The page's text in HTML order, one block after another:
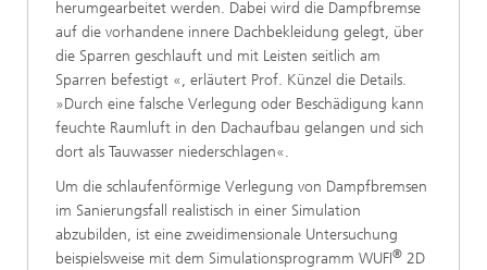
herumgearbeitet werden. Dabei wird die Dampfbremse
auf die vorhandene innere Dachbekleidung gelegt, über
die Sparren geschlauft und mit Leisten seitlich am
Sparren befestigt «, erläutert Prof. Künzel die Details.
»Durch eine falsche Verlegung oder Beschädigung kann
feuchte Raumluft in den Dachaufbau gelangen und sich
dort als Tauwasser niederschlagen«.
Um die schlaufenförmige Verlegung von Dampfbremsen
im Sanierungsfall realistisch in einer Simulation
abzubilden, ist eine zweidimensionale Untersuchung
beispielsweise mit dem Simulationsprogramm WUFI® 2D